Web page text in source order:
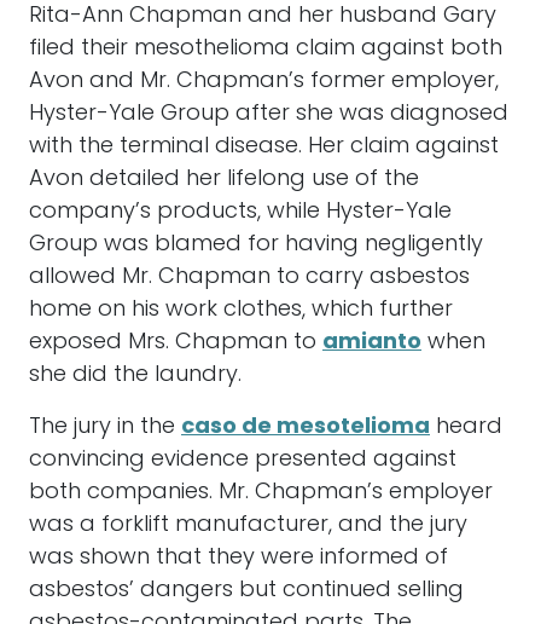
The jury in thecaso de mesoteliomaheard
convincing evidence presented against
both companies. Mr. Chapman’s employer
was a forklift manufacturer, and the jury
was shown that they were informed of
asbestos’ dangers but continued selling
asbestos-contaminated parts. The
company’s actions were described as being
egregious, with documentation of asbestos’
dangers being purposely destroyed once
they began being named in personal injury
warnings about asbestos had those
warnings removed before being provided
to consumers. Similarly, Avon continued
selling asbestos-contaminated products
months after learning that they could harm
people.